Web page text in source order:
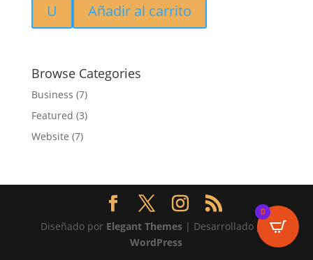
U Añadir al carrito
Browse Categories
Business (7)
Featured (3)
Website (7)
Diseñado por Elegant Themes| Desarrollado por
WordPress
0